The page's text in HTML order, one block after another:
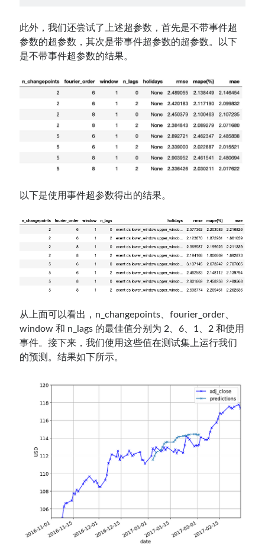
此外，我们还尝试了上述超参数，首先是不带事件超
参数的超参数，其次是带事件超参数的超参数。以下
是不带事件超参数的结果。
以下是使用事件超参数得出的结果。
从上面可以看出，n_changepoints、fourier_order、
window 和 n_lags 的最佳值分别为 2、6、1、2 和使用
事件。接下来，我们使用这些值在测试集上运行我们
的预测。结果如下所示。